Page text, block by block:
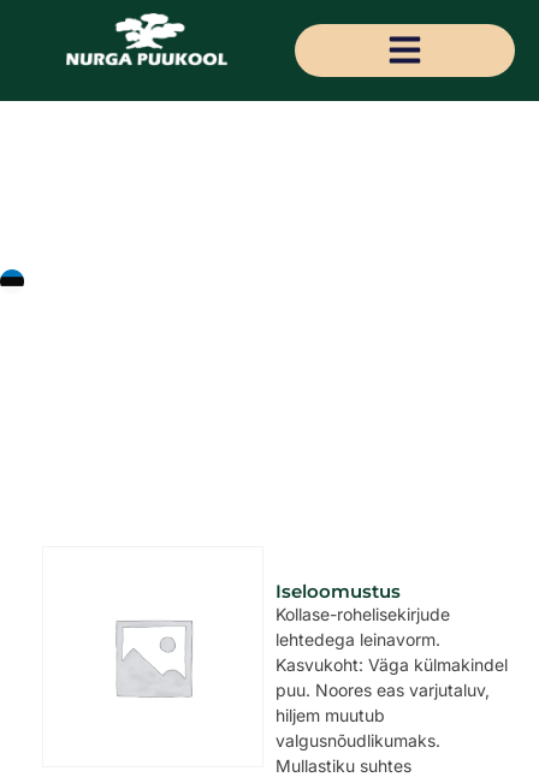
Iseloomustus
Kollase-rohelisekirjude
lehtedega leinavorm.
Kasvukoht: Väga külmakindel
puu. Noores eas varjutaluv,
hiljem muutub
valgusnõudlikumaks.
Mullastiku suhtes